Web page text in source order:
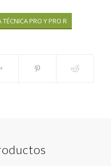
TÉCNICA PRO Y PRO R